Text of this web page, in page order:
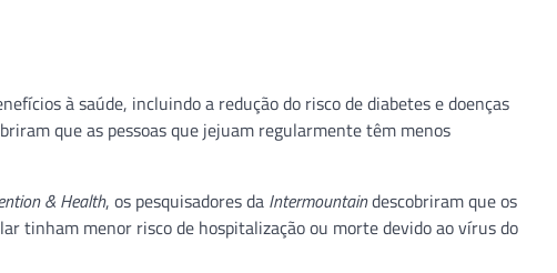
à saúde, incluindo a redução do risco de diabetes e doenças
que as pessoas que jejuam regularmente têm menos
& Health, os pesquisadores da Intermountaindescobriram que os
tinham menor risco de hospitalização ou morte devido ao vírus do